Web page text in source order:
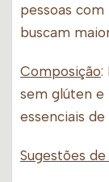
pessoas
buscam
Composição:
sem glúten e
essenciais de
Sugestões